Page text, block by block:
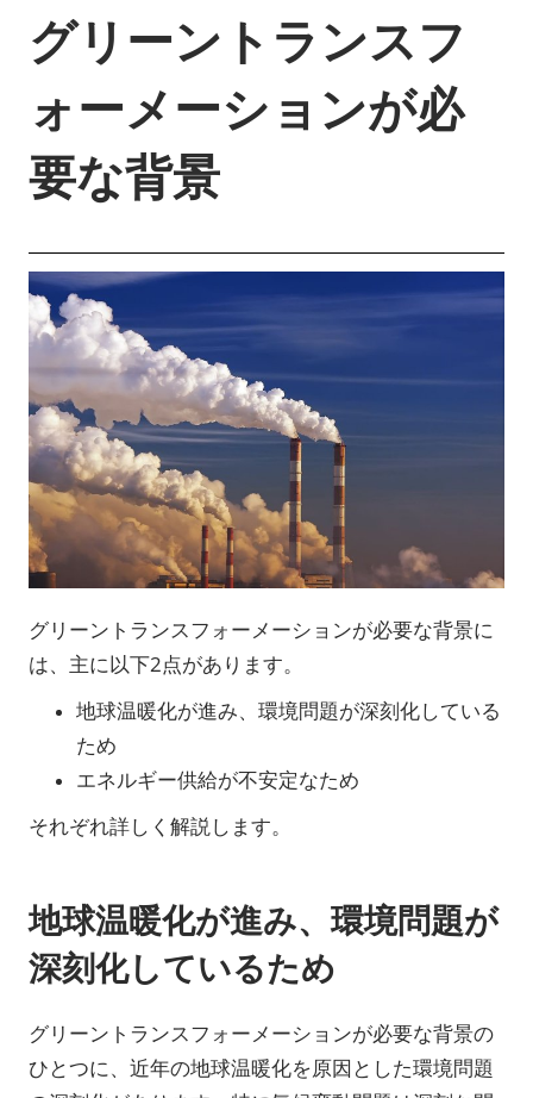
グリーントランスフ
ォーメーションが必
要な背景
グリーントランスフォーメーションが必要な背景に
は、主に以下2点があります。
地球温暖化が進み、環境問題が深刻化している
ため
エネルギー供給が不安定なため
それぞれ詳しく解説します。
地球温暖化が進み、環境問題が
深刻化しているため
グリーントランスフォーメーションが必要な背景の
ひとつに、近年の地球温暖化を原因とした環境問題